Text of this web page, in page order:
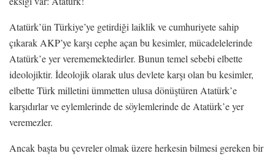
Atatürk’ün Türkiye’ye getirdiği laiklik ve cumhuriyete sahip
çıkarak AKP’ye karşı cephe açan bu kesimler, mücadelelerinde
Atatürk’e yer verememektedirler. Bunun temel sebebi elbette
ideolojiktir. İdeolojik olarak ulus devlete karşı olan bu kesimler,
elbette Türk milletini ümmetten ulusa dönüştüren Atatürk’e
karşıdırlar ve eylemlerinde de söylemlerinde de Atatürk’e yer
veremezler.
Ancak başta bu çevreler olmak üzere herkesin bilmesi gereken bir